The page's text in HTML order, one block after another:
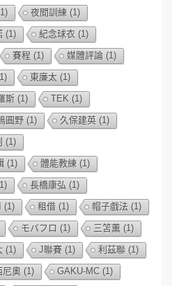
夜間訓練 (1)
(1) 紀念球衣 (1)
賽程 (1) 媒體評論 (1)
東廉太 (1)
斯 (1) TEK (1)
圓野 (1) 久保建英 (1)
(1)
(1) 體能教練 (1)
長橋康弘 (1)
(1) 租借 (1) 帽子戲法 (1)
モバフロ (1) 三笘薫 (1)
(1) J聯賽 (1) 利茲聯 (1)
尼奧 (1) GAKU-MC (1)